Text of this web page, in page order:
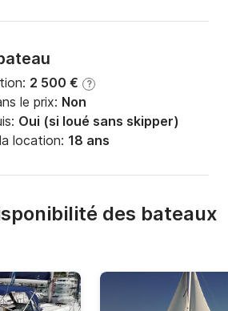
2 500 € ?
le prix: Non
Oui (si loué sans skipper)
location: 18 ans
des bateaux